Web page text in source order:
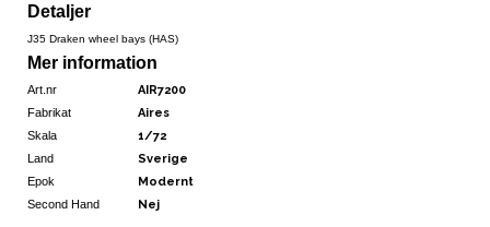
Detaljer
J35 Draken wheel bays (HAS)
Mer information
Art.nr AIR7200
Fabrikat Aires
Skala 1/72
Land Sverige
Epok Modernt
Second Hand Nej